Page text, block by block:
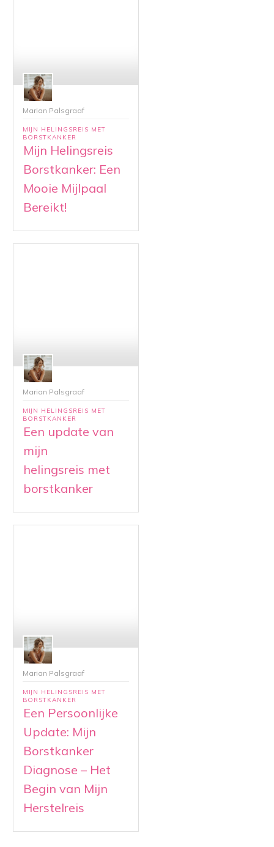
Marian Palsgraaf
MIJN HELINGSREIS MET
BORSTKANKER
Mijn Helingsreis
Borstkanker: Een
Mooie Mijlpaal
Bereikt!
Marian Palsgraaf
MIJN HELINGSREIS MET
BORSTKANKER
Een update van
mijn
helingsreis met
borstkanker
Marian Palsgraaf
MIJN HELINGSREIS MET
BORSTKANKER
Een Persoonlijke
Update: Mijn
Borstkanker
Diagnose – Het
Begin van Mijn
Herstelreis